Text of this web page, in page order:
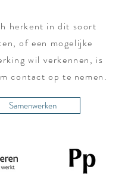
herkent in dit soort
of een mogelijke
wil verkennen, is
contact op te nemen.
Samenwerken